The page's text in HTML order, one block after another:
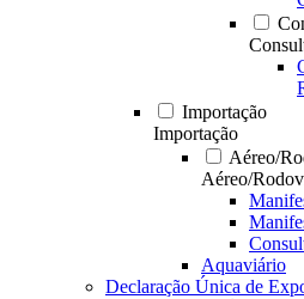
Importação
Importação
Aéreo/
Aéreo/
Aquaviário
Declaração Única de